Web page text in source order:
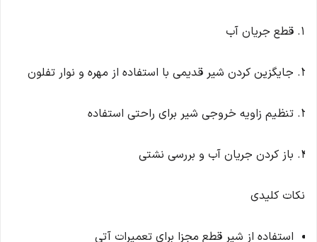
قطع جریان آب
جایگزین کردن شیر قدیمی با استفاده از مهره و نوار تفلون
تنظیم زاویه خروجی شیر برای راحتی استفاده
باز کردن جریان آب و بررسی نشتی
نکات کلیدی
استفاده از شیر قطع مجزا برای تعمیرات آتی